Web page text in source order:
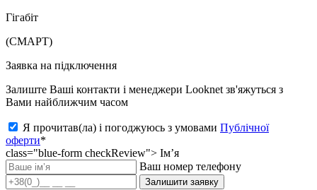
Гігабіт
(СМАРТ)
Заявка на підключення
Залиште Ваші контакти і менеджери Looknet зв'яжуться з
Вами найближчим часом
Я прочитав(ла) і погоджуюсь з умовами Публічної
оферти*
class="blue-form checkReview"> Ім’я
Ваш номер телефону
Залишити заявку